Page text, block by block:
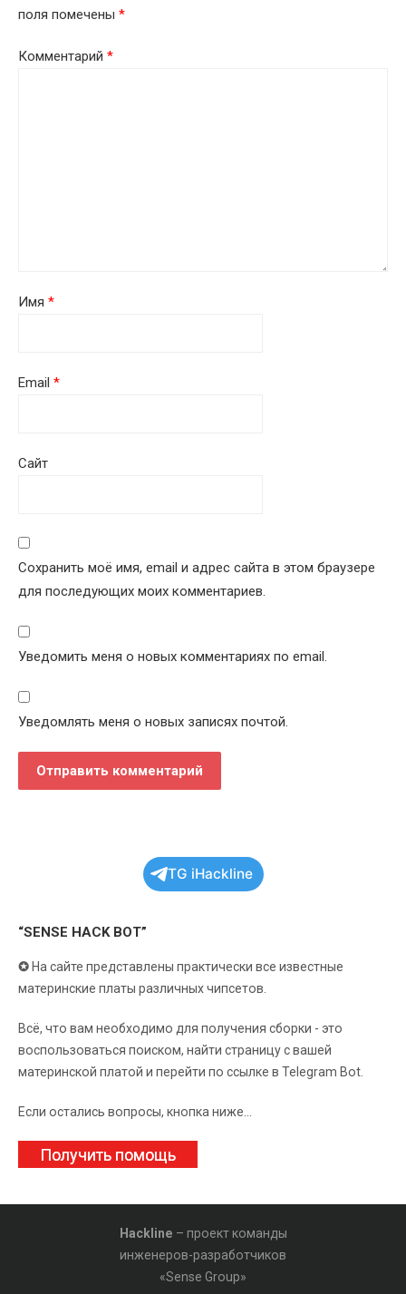
поля помечены *
Комментарий *
Имя *
Email *
Сайт
Сохранить моё имя, email и адрес сайта в этом браузере
для последующих моих комментариев.
Уведомить меня о новых комментариях по email.
Уведомлять меня о новых записях почтой.
TG iHackline
“SENSE HACK BOT”
✪ На сайте представлены практически все известные
материнские платы различных чипсетов.
Всё, что вам необходимо для получения сборки - это
воспользоваться поиском, найти страницу с вашей
материнской платой и перейти по ссылке в Telegram Bot.
Если остались вопросы, кнопка ниже...
Получить помощь
Hackline – проект команды
инженеров-разработчиков
«Sense Group»